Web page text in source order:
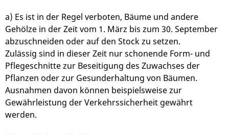
a) Es ist in der Regel verboten, Bäume und andere
Gehölze in der Zeit vom 1. März bis zum 30. September
abzuschneiden oder auf den Stock zu setzen.
Zulässig sind in dieser Zeit nur schonende Form- und
Pflegeschnitte zur Beseitigung des Zuwachses der
Pflanzen oder zur Gesunderhaltung von Bäumen.
Ausnahmen davon können beispielsweise zur
Gewährleistung der Verkehrssicherheit gewährt
werden.